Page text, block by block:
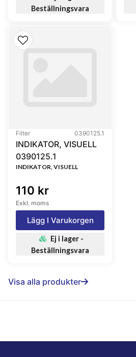
Beställningsvara
Filter 0390125.1
INDIKATOR, VISUELL
0390125.1
INDIKATOR, VISUELL
110 kr
Exkl. moms
Lägg I Varukorgen
Ej i lager -
Beställningsvara
Visa alla produkter